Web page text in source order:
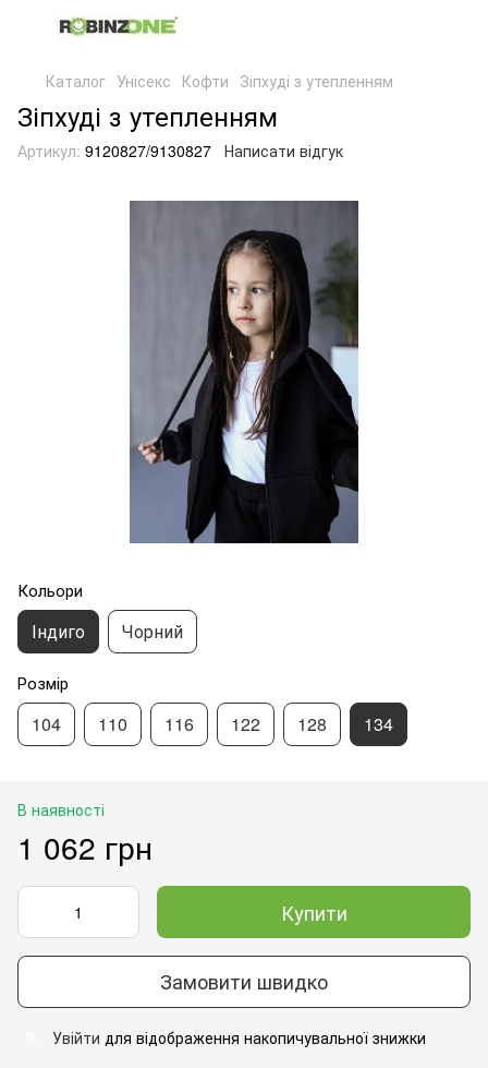
Каталог Унісекс Кофти Зіпхуді з утепленням
Зіпхуді з утепленням
Артикул: 9120827/9130827 Написати відгук
Кольори
Індиго Чорний
Розмір
104 110 116 122 128 134
В наявності
1 062 грн
Купити
Замовити швидко
Увійти для відображення накопичувальної знижки